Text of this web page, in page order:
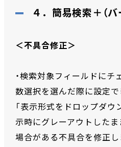
４．簡易検索＋（バ
＜不具合修正＞
・検索対象フィールドに
数選択を選んだ際に設定で
「表示形式をドロップダウ
示時にグレーアウトしたま
場合がある不具合を修正し